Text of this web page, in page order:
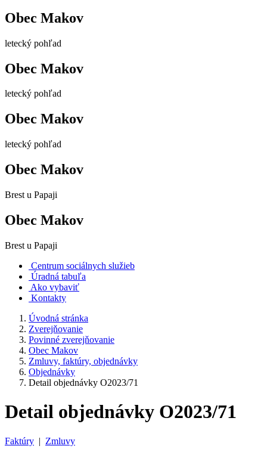
Obec Makov
letecký pohľad
Obec Makov
letecký pohľad
Obec Makov
letecký pohľad
Obec Makov
Brest u Papaji
Obec Makov
Brest u Papaji
Centrum sociálnych služieb
Úradná tabuľa
Ako vybaviť
Kontakty
Úvodná stránka
Zverejňovanie
Povinné zverejňovanie
Obec Makov
Zmluvy, faktúry, objednávky
Objednávky
Detail objednávky O2023/71
Detail objednávky O2023/71
Faktúry | Zmluvy